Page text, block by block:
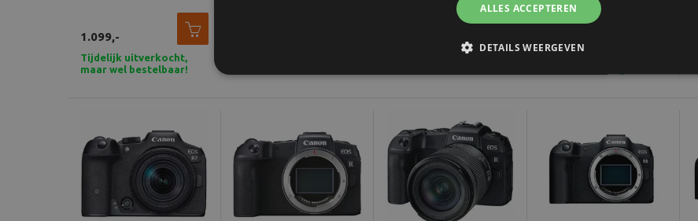
1.099,-
Tijdelijk uitverkocht,
maar wel bestelbaar!
1.469,-
ALLES ACCEPTEREN
DETAILS WEERGEVEN